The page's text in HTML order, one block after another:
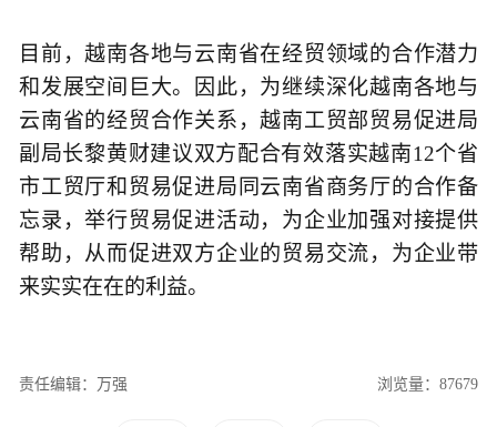
目前，越南各地与云南省在经贸领域的合作潜力
和发展空间巨大。因此，为继续深化越南各地与
云南省的经贸合作关系，越南工贸部贸易促进局
副局长黎黄财建议双方配合有效落实越南12个省
市工贸厅和贸易促进局同云南省商务厅的合作备
忘录，举行贸易促进活动，为企业加强对接提供
帮助，从而促进双方企业的贸易交流，为企业带
来实实在在的利益。
责任编辑：万强 浏览量：87679